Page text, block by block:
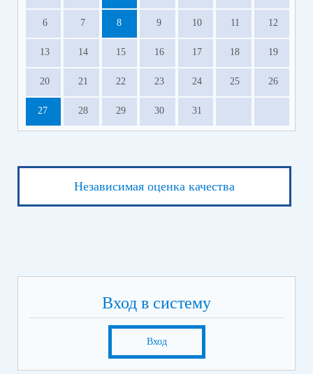
6 7 8 9 10 11 12
13 14 15 16 17 18 19
20 21 22 23 24 25 26
27 28 29 30 31
Независимая оценка качества
Вход в систему
Вход